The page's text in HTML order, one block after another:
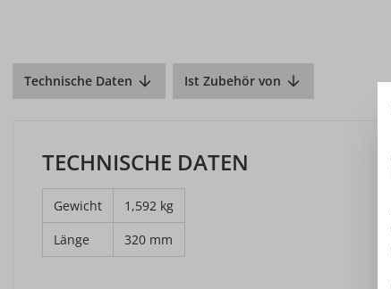
Technische Daten Ist Zubehör von
TECHNISCHE DATEN
Gewicht
1,592 kg
Länge
320 mm